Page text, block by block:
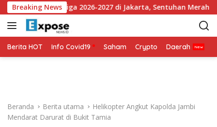
a
g
u
Breaking News
Jersey Ketiga 2026-2027 di Jakarta, Sentuhan Merah
Berita HOT Info Covid19 Saham Crypto Daerah
Beranda Berita utama
Helikopter Angkut Kapolda Jambi
Mendarat Darurat di Bukit Tamia